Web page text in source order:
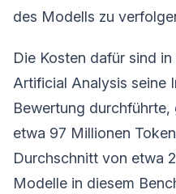
des Modells zu
Die Kosten dafür sind
Artificial Analysis seine
Bewertung
etwa 97 Millionen
Durchschnitt von etwa
Modelle in diesem